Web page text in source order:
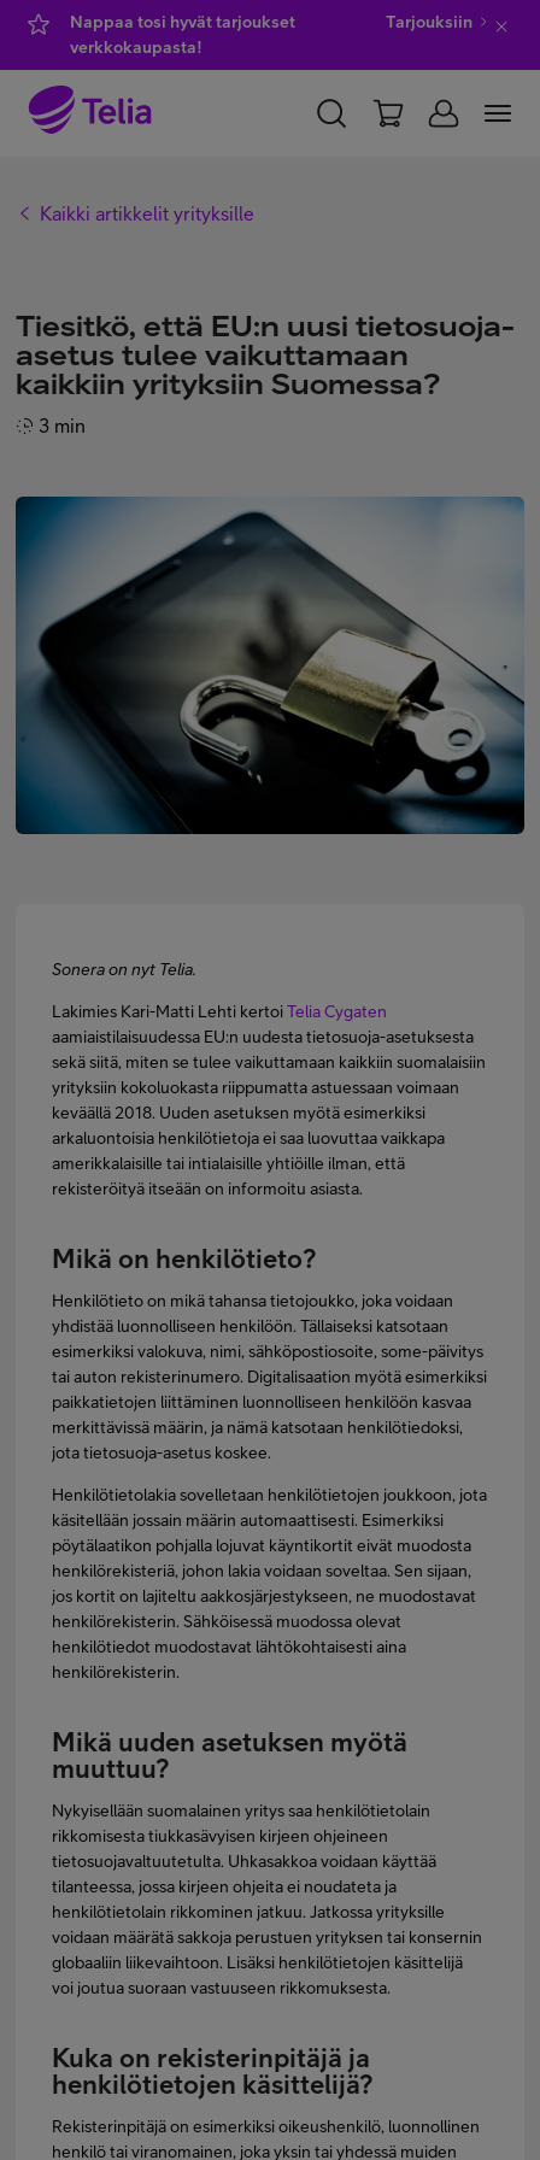
Nappaa tosi hyvät tarjoukset
verkkokaupasta!
Tarjouksiin
IT-palvelut
Minun Telia Yrityksille
Inspiroidu
SV
Kaikki artikkelit yrityksille
Tiesitkö, että EU:n uusi tietosuoja-
asetus tulee vaikuttamaan
kaikkiin yrityksiin Suomessa?
3 min
Sonera on nyt Telia.
Lakimies Kari-Matti Lehti kertoiTelia Cygaten
aamiaistilaisuudessa EU:n uudesta tietosuoja-asetuksesta
sekä siitä, miten se tulee vaikuttamaan kaikkiin suomalaisiin
yrityksiin kokoluokasta riippumatta astuessaan voimaan
keväällä 2018. Uuden asetuksen myötä esimerkiksi
arkaluontoisia henkilötietoja ei saa luovuttaa vaikkapa
amerikkalaisille tai intialaisille yhtiöille ilman, että
rekisteröityä itseään on informoitu asiasta.
Mikä on henkilötieto?
Henkilötieto on mikä tahansa tietojoukko, joka voidaan
yhdistää luonnolliseen henkilöön. Tällaiseksi katsotaan
esimerkiksi valokuva, nimi, sähköpostiosoite, some-päivitys
tai auton rekisterinumero. Digitalisaation myötä esimerkiksi
paikkatietojen liittäminen luonnolliseen henkilöön kasvaa
merkittävissä määrin, ja nämä katsotaan henkilötiedoksi,
jota tietosuoja-asetus koskee.
Henkilötietolakia sovelletaan henkilötietojen joukkoon, jota
käsitellään jossain määrin automaattisesti. Esimerkiksi
pöytälaatikon pohjalla lojuvat käyntikortit eivät muodosta
henkilörekisteriä, johon lakia voidaan soveltaa. Sen sijaan,
jos kortit on lajiteltu aakkosjärjestykseen, ne muodostavat
henkilörekisterin. Sähköisessä muodossa olevat
henkilötiedot muodostavat lähtökohtaisesti aina
henkilörekisterin.
Mikä uuden asetuksen myötä
muuttuu?
Nykyisellään suomalainen yritys saa henkilötietolain
rikkomisesta tiukkasävyisen kirjeen ohjeineen
tietosuojavaltuutetulta. Uhkasakkoa voidaan käyttää
tilanteessa, jossa kirjeen ohjeita ei noudateta ja
henkilötietolain rikkominen jatkuu. Jatkossa yrityksille
voidaan määrätä sakkoja perustuen yrityksen tai konsernin
globaaliin liikevaihtoon. Lisäksi henkilötietojen käsittelijä
voi joutua suoraan vastuuseen rikkomuksesta.
Kuka on rekisterinpitäjä ja
henkilötietojen käsittelijä?
Rekisterinpitäjä on esimerkiksi oikeushenkilö, luonnollinen
henkilö tai viranomainen, joka yksin tai yhdessä muiden